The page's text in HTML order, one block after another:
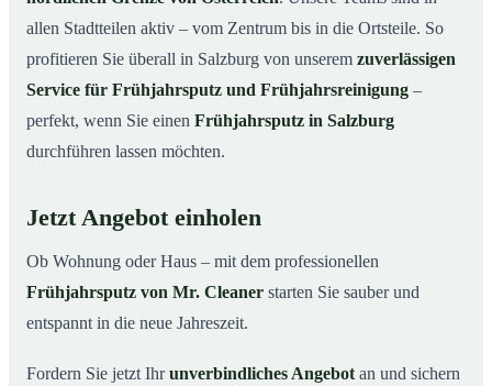
allen Stadtteilen aktiv – vom Zentrum bis in die Ortsteile. So
profitieren Sie überall in Salzburg von unserem zuverlässigen
Service für Frühjahrsputz und Frühjahrsreinigung –
perfekt, wenn Sie einen Frühjahrsputz in Salzburg
durchführen lassen möchten.
Jetzt Angebot einholen
Ob Wohnung oder Haus – mit dem professionellen
Frühjahrsputz von Mr. Cleaner starten Sie sauber und
entspannt in die neue Jahreszeit.
Fordern Sie jetzt Ihrunverbindliches Angebot an und sichern